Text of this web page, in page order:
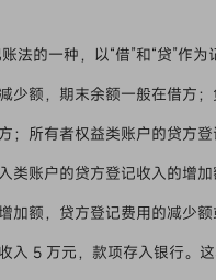
法的一种，以“借”和“贷”作
少额，期末余额一般在借方
；所有者权益类账户的贷方
类账户的贷方登记收入的增
加额，贷方登记费用的减少额
入 5 万元，款项存入银行。